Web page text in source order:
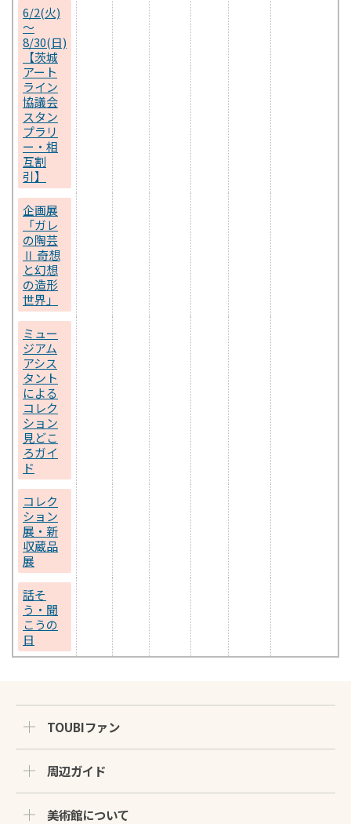
6/2(火)
～
8/30(日)
【茨城
アート
ライン
協議会
スタン
プラリ
ー・相
互割
引】
企画展
「ガレ
の陶芸
Ⅱ 奇想
と幻想
の造形
世界」
ミュー
ジアム
アシス
タント
による
コレク
ション
見どこ
ろガイ
ド
コレク
ション
展・新
収蔵品
展
話そ
う・聞
こうの
日
TOUBIファン
周辺ガイド
美術館について